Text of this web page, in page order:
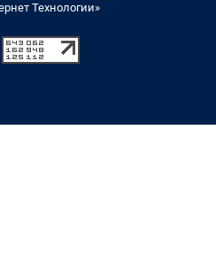
Технологии»